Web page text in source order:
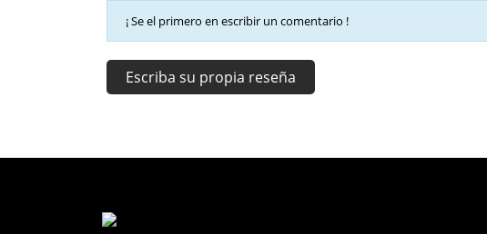
¡ Se el primero en escribir un comentario !
Escriba su propia reseña